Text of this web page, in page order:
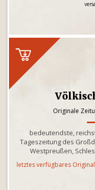
Originale
bedeutendste,
Tageszeitung des
Westpreußen,
letztes verfügbares